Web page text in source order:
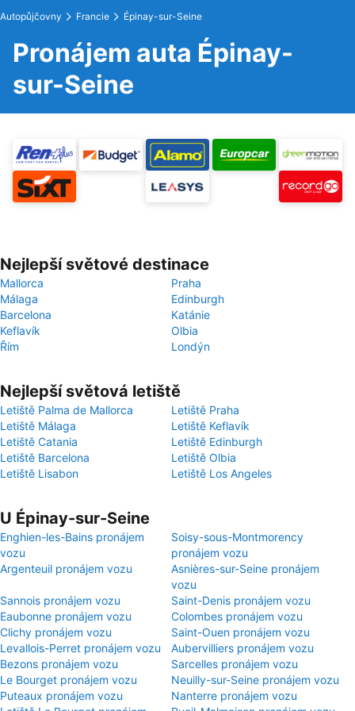
Autopůjčovny Francie Épinay-sur-Seine
Pronájem auta Épinay-
sur-Seine
Nejlepší světové destinace
Mallorca
Praha
Málaga
Edinburgh
Barcelona
Katánie
Keflavík
Olbia
Řím
Londýn
Nejlepší světová letiště
Letiště Palma de Mallorca
Letiště Praha
Letiště Málaga
Letiště Keflavík
Letiště Catania
Letiště Edinburgh
Letiště Barcelona
Letiště Olbia
Letiště Lisabon
Letiště Los Angeles
U Épinay-sur-Seine
Enghien-les-Bains pronájem
vozu
Soisy-sous-Montmorency
pronájem vozu
Argenteuil pronájem vozu
Asnières-sur-Seine pronájem
vozu
Sannois pronájem vozu
Saint-Denis pronájem vozu
Eaubonne pronájem vozu
Colombes pronájem vozu
Clichy pronájem vozu
Saint-Ouen pronájem vozu
Levallois-Perret pronájem vozu
Aubervilliers pronájem vozu
Bezons pronájem vozu
Sarcelles pronájem vozu
Le Bourget pronájem vozu
Neuilly-sur-Seine pronájem vozu
Puteaux pronájem vozu
Nanterre pronájem vozu